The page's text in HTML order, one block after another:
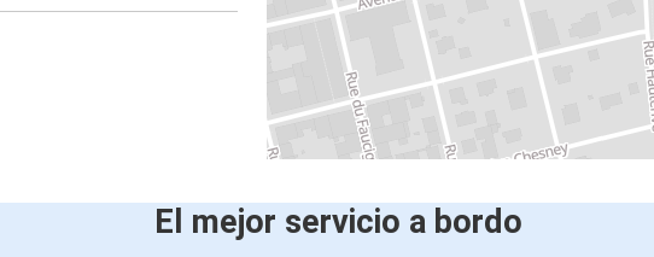
El mejor servicio a bordo